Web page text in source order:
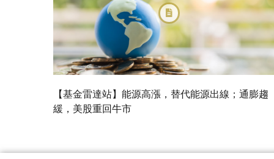
【基金雷達站】能源高漲，替代能源出線；通膨趨
緩，美股重回牛市